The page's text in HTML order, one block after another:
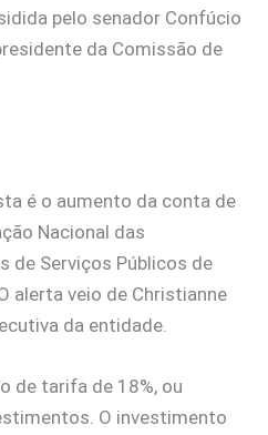
pelo senador Confúcio
da Comissão de
é o aumento da conta de
Nacional das
de Serviços Públicos de
alerta veio de Christianne
da entidade.
de tarifa de 18%, ou
O investimento